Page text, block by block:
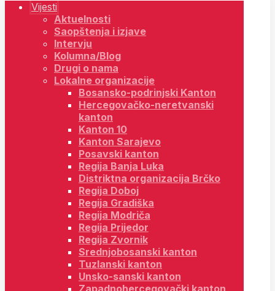
Vijesti
Aktuelnosti
Saopštenja i izjave
Intervju
Kolumna/Blog
Drugi o nama
Lokalne organizacije
Bosansko-podrinjski Kanton
Hercegovačko-neretvanski
kanton
Kanton 10
Kanton Sarajevo
Posavski kanton
Regija Banja Luka
Distriktna organizacija Brčko
Regija Doboj
Regija Gradiška
Regija Modriča
Regija Prijedor
Regija Zvornik
Srednjobosanski kanton
Tuzlanski kanton
Unsko-sanski kanton
Zapadnohercegovački kanton